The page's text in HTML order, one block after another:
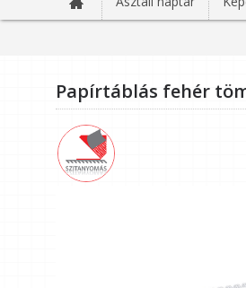
Papírtáblás fehér